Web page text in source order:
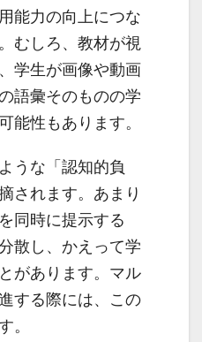
能力の向上につな
むしろ、教材が視
学生が画像や動画
語彙そのものの学
能性もあります。
うな「認知的負
されます。あまり
同時に提示する
散し、かえって学
があります。マル
する際には、この
。